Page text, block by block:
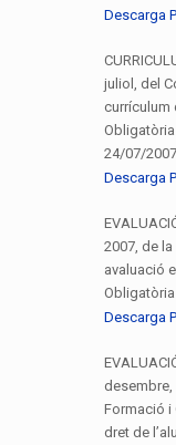
Descarga
juliol, del
currículum
Obligatòria
24/07/
Descarga
2007, de
avaluació
Descarga
desembre,
Formació i
dret de